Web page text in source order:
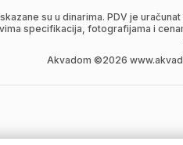
su u dinarima. PDV je
specifikacija, fotografijama i
Akvadom ©2026